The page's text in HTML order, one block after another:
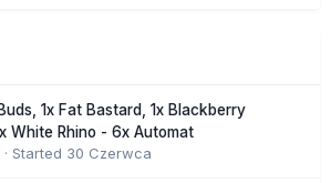
1x Fat Bastard, 1x Blackberry
White Rhino - 6x Automat
· Started 30 Czerwca